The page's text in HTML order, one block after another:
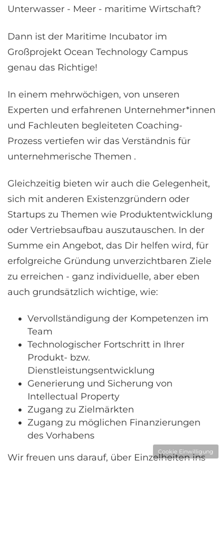
Unterwasser - Meer - maritime Wirtschaft?
Dann ist der Maritime Incubator im
Großprojekt Ocean Technology Campus
genau das Richtige!
In einem mehrwöchigen, von unseren
Experten und erfahrenen Unternehmer*innen
und Fachleuten begleiteten Coaching-
Prozess vertiefen wir das Verständnis für
unternehmerische Themen .
Gleichzeitig bieten wir auch die Gelegenheit,
sich mit anderen Existenzgründern oder
Startups zu Themen wie Produktentwicklung
oder Vertriebsaufbau auszutauschen. In der
Summe ein Angebot, das Dir helfen wird, für
erfolgreiche Gründung unverzichtbaren Ziele
zu erreichen - ganz individuelle, aber eben
auch grundsätzlich wichtige, wie:
Vervollständigung der Kompetenzen im
Team
Technologischer Fortschritt in Ihrer
Produkt- bzw.
Dienstleistungsentwicklung
Generierung und Sicherung von
Intellectual Property
Zugang zu Zielmärkten
Zugang zu möglichen Finanzierungen
des Vorhabens
Wir freuen uns darauf, über Einzelheiten ins
Cookie Einwilligung